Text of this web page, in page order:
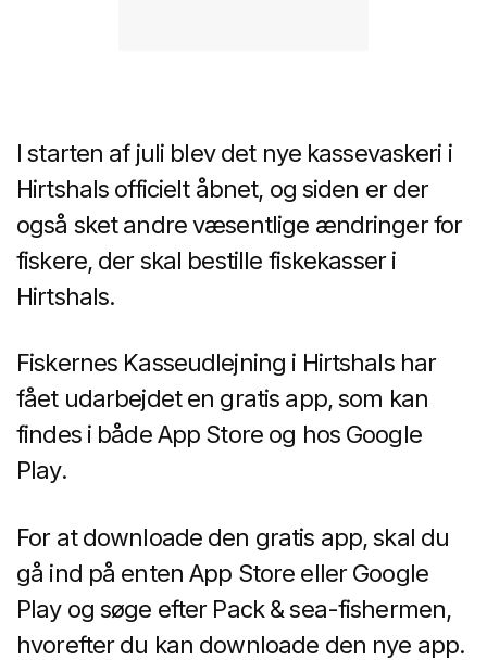
I starten af juli blev det nye kassevaskeri i
Hirtshals officielt åbnet, og siden er der
også sket andre væsentlige ændringer for
fiskere, der skal bestille fiskekasser i
Hirtshals.
Fiskernes Kasseudlejning i Hirtshals har
fået udarbejdet en gratis app, som kan
findes i både App Store og hos Google
Play.
For at downloade den gratis app, skal du
gå ind på enten App Store eller Google
Play og søge efter Pack & sea-fishermen,
hvorefter du kan downloade den nye app.